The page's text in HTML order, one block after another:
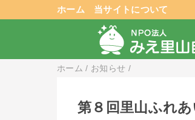
ホーム 当サイトについて
ホーム / お知らせ /
第８回里山ふれ